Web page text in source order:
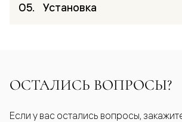
Установка
ОСТАЛИСЬ ВОПРОСЫ?
Если у вас остались вопросы,